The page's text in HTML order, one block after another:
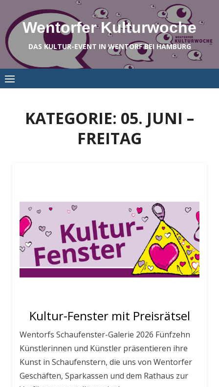
contentWentorfer Kulturwoche
DAS KULTUR-EVENT IN WENTORF BEI HAMBURG
KATEGORIE: 05. JUNI –
FREITAG
Kultur-Fenster mit Preisrätsel
Wentorfs Schaufenster-Galerie 2026 Fünfzehn
Künstlerinnen und Künstler präsentieren ihre
Kunst in Schaufenstern, die uns von Wentorfer
Geschäften, Sparkassen und dem Rathaus zur